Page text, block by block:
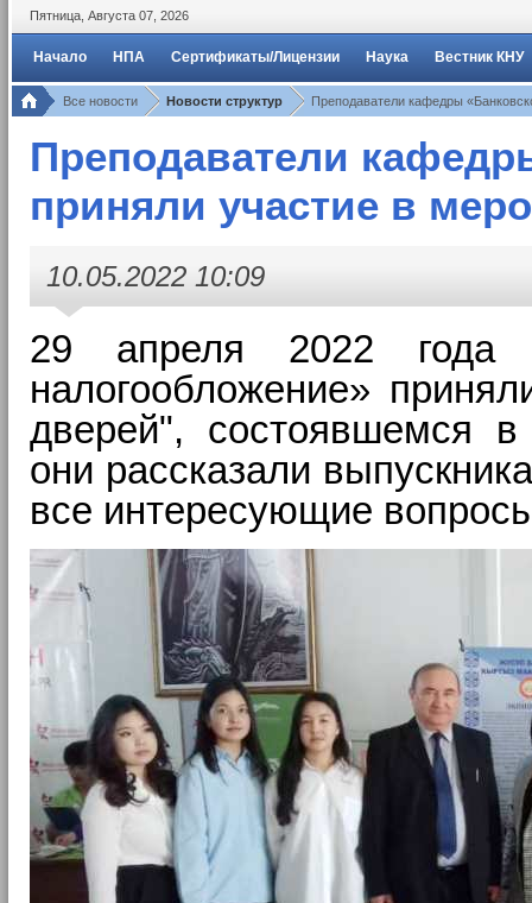
Пятница Августа 07 2026
Начало НПА Сертификаты/Лицензии Наука Вестник КНУ
Все новости Новости структур Преподаватели кафедры
Преподаватели
приняли участие в
10.05.2022 10:09
29 апреля 2022 года
налогообложение»
дверей", состоявшемся
они рассказали
все интересующие